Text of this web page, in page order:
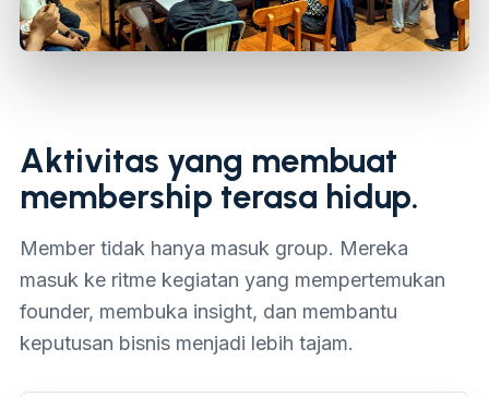
Aktivitas yang membuat
membership terasa hidup.
Member tidak hanya masuk group. Mereka
masuk ke ritme kegiatan yang mempertemukan
founder, membuka insight, dan membantu
keputusan bisnis menjadi lebih tajam.